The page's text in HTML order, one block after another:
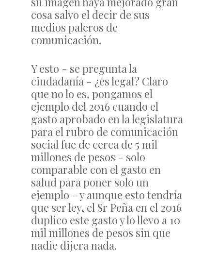
cosa salvo el decir de sus
medios paleros de
comunicación.
Y esto - se pregunta la
ciudadanía - ¿es legal? Claro
que no lo es, pongamos el
ejemplo del 2016 cuando el
gasto aprobado en la legislatura
para el rubro de comunicación
social fue de cerca de 5 mil
millones de pesos - solo
comparable con el gasto en
salud para poner solo un
ejemplo - y aunque esto tendría
que ser ley, el Sr Peña en el 2016
duplico este gasto y lo llevo a 10
mil millones de pesos sin que
nadie dijera nada.